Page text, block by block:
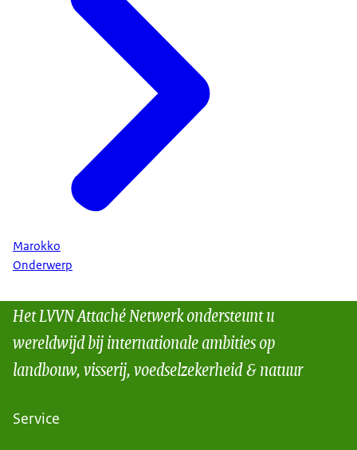
Marokko
Onderwerp
Het LVVN Attaché Netwerk ondersteunt u
wereldwijd bij internationale ambities op
landbouw, visserij, voedselzekerheid & natuur
Service